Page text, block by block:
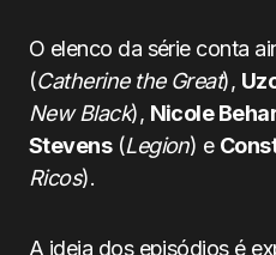
O elenco da série conta
(Catherine the Great),
New Black), Nicole
Stevens(Legion) e
Ricos).
A ideia dos episódios é